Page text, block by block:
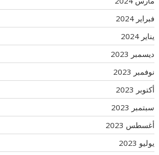
فبراير 2024
يناير 2024
ديسمبر 2023
نوفمبر 2023
أكتوبر 2023
سبتمبر 2023
أغسطس 2023
يوليو 2023